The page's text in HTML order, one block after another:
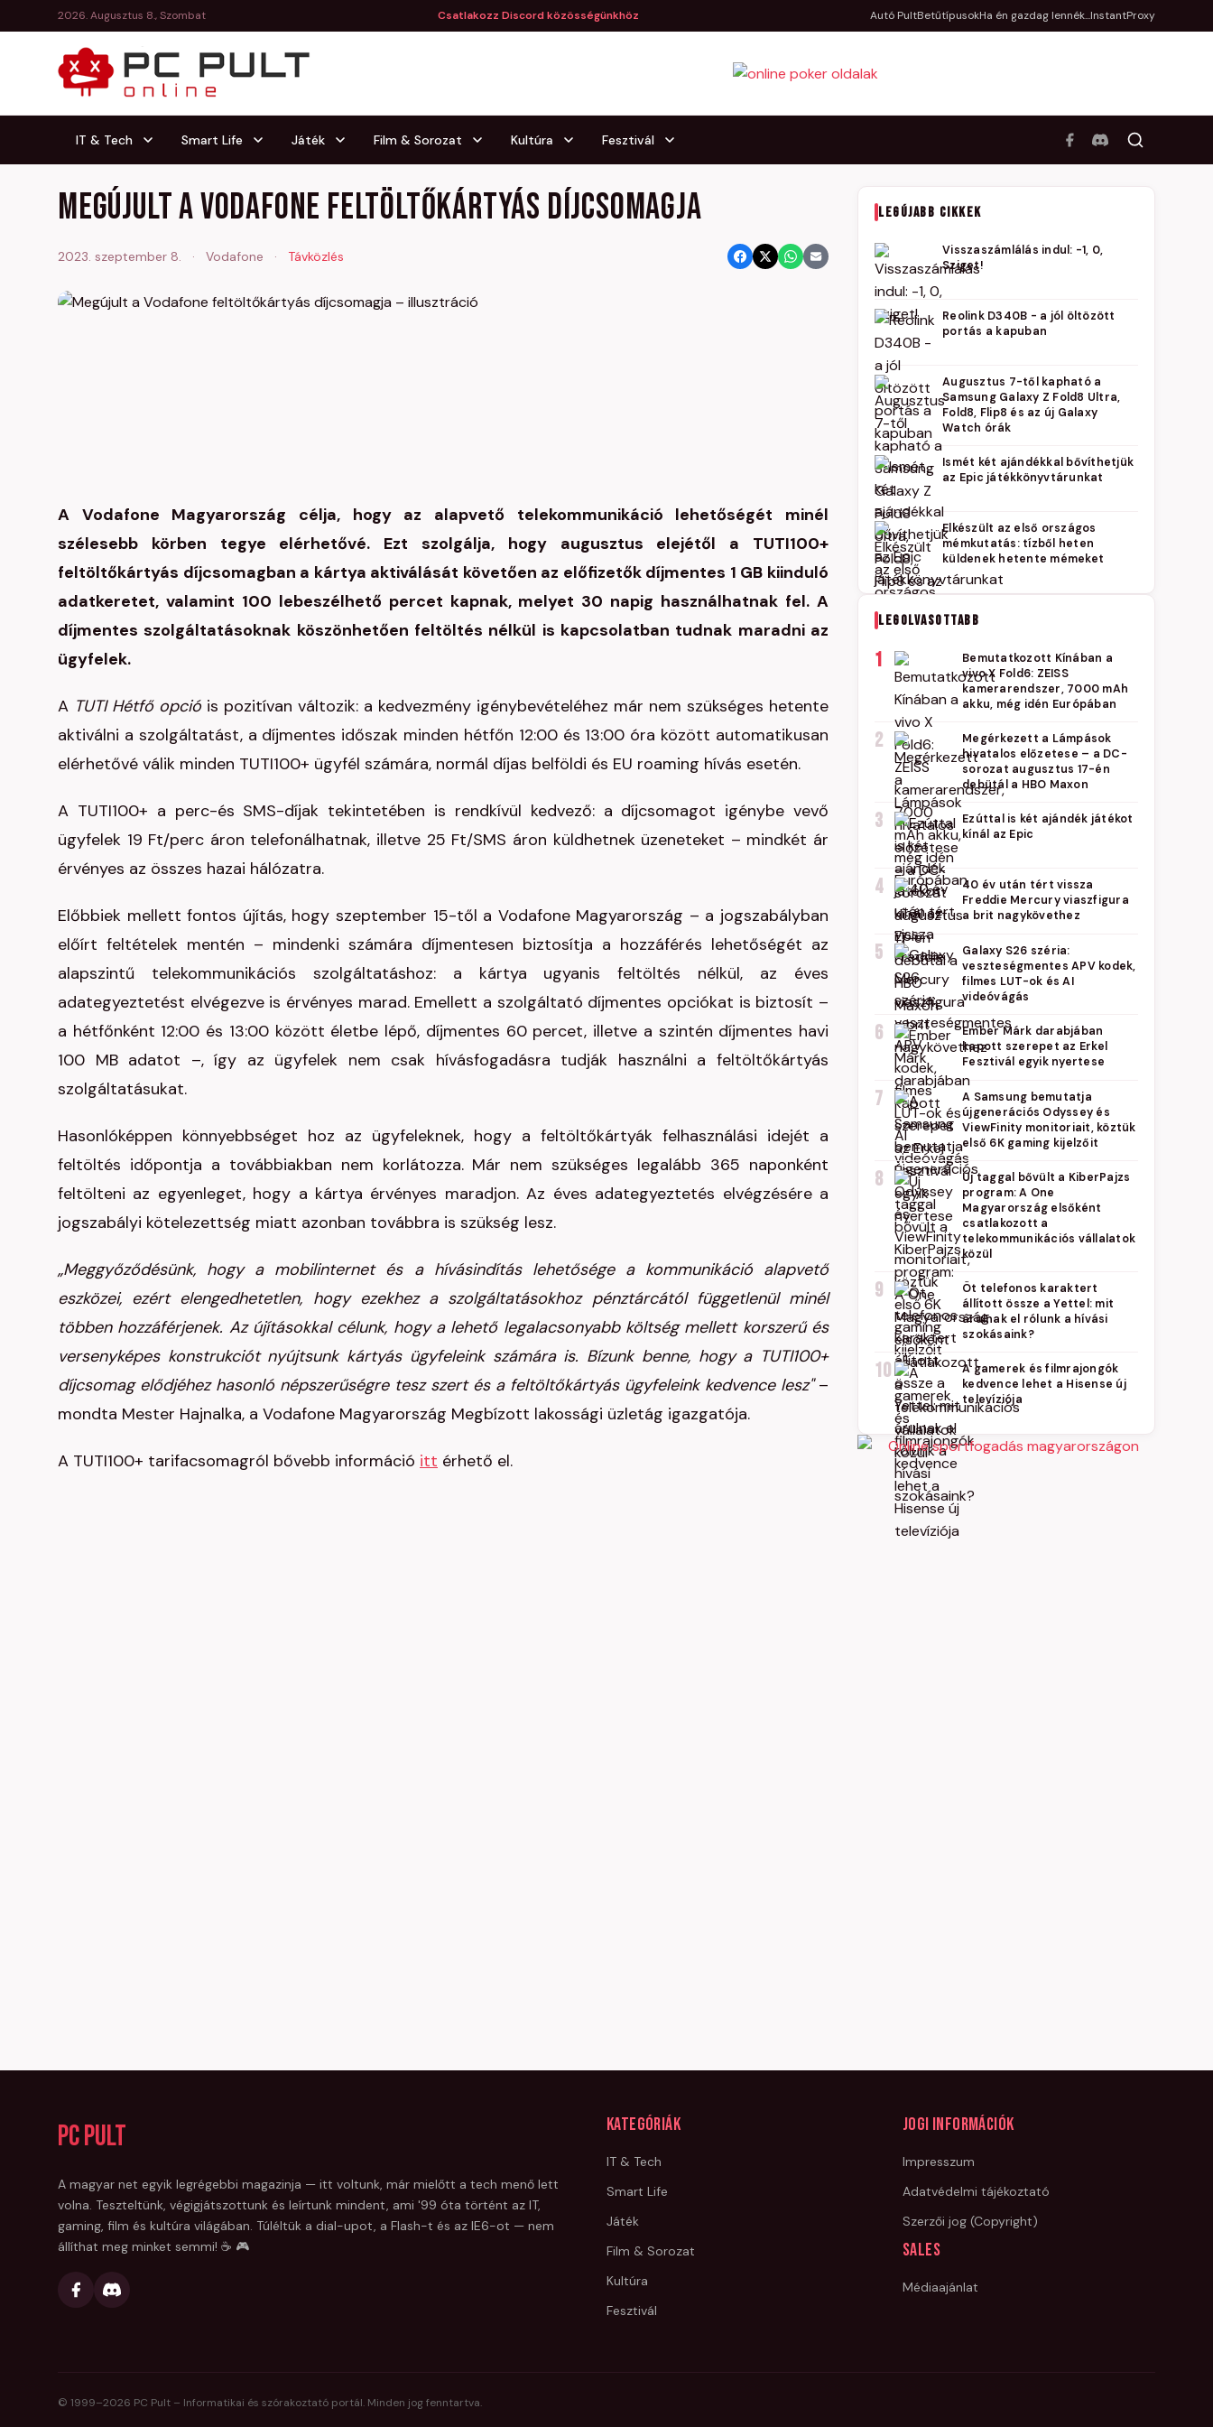
2026. Augusztus 8., Szombat Csatlakozz Discord közösségünkhöz Autó PultBetűtípusokHa én gazdag lennék...InstantProxy
IT & Tech Smart Life Játék Film & Sorozat Kultúra Fesztivál
Megújult a Vodafone feltöltőkártyás díjcsomagja
2023. szeptember 8. · Vodafone · Távközlés
A Vodafone Magyarország célja, hogy az alapvető telekommunikáció lehetőségét minél
szélesebb körben tegye elérhetővé. Ezt szolgálja, hogy augusztus elejétől a TUTI100+
feltöltőkártyás díjcsomagban a kártya aktiválását követően az előfizetők díjmentes 1 GB kiinduló
adatkeretet, valamint 100 lebeszélhető percet kapnak, melyet 30 napig használhatnak fel. A
díjmentes szolgáltatásoknak köszönhetően feltöltés nélkül is kapcsolatban tudnak maradni az
ügyfelek.
A TUTI Hétfő opció is pozitívan változik: a kedvezmény igénybevételéhez már nem szükséges hetente
aktiválni a szolgáltatást, a díjmentes időszak minden hétfőn 12:00 és 13:00 óra között automatikusan
elérhetővé válik minden TUTI100+ ügyfél számára, normál díjas belföldi és EU roaming hívás esetén.
A TUTI100+ a perc-és SMS-díjak tekintetében is rendkívül kedvező: a díjcsomagot igénybe vevő
ügyfelek 19 Ft/perc áron telefonálhatnak, illetve 25 Ft/SMS áron küldhetnek üzeneteket – mindkét ár
érvényes az összes hazai hálózatra.
Előbbiek mellett fontos újítás, hogy szeptember 15-től a Vodafone Magyarország – a jogszabályban
előírt feltételek mentén – mindenki számára díjmentesen biztosítja a hozzáférés lehetőségét az
alapszintű telekommunikációs szolgáltatáshoz: a kártya ugyanis feltöltés nélkül, az éves
adategyeztetést elvégezve is érvényes marad. Emellett a szolgáltató díjmentes opciókat is biztosít –
a hétfőnként 12:00 és 13:00 között életbe lépő, díjmentes 60 percet, illetve a szintén díjmentes havi
100 MB adatot –, így az ügyfelek nem csak hívásfogadásra tudják használni a feltöltőkártyás
szolgáltatásukat.
Hasonlóképpen könnyebbséget hoz az ügyfeleknek, hogy a feltöltőkártyák felhasználási idejét a
feltöltés időpontja a továbbiakban nem korlátozza. Már nem szükséges legalább 365 naponként
feltölteni az egyenleget, hogy a kártya érvényes maradjon. Az éves adategyeztetés elvégzésére a
jogszabályi kötelezettség miatt azonban továbbra is szükség lesz.
„Meggyőződésünk, hogy a mobilinternet és a hívásindítás lehetősége a kommunikáció alapvető
eszközei, ezért elengedhetetlen, hogy ezekhez a szolgáltatásokhoz pénztárcától függetlenül minél
többen hozzáférjenek. Az újításokkal célunk, hogy a lehető legalacsonyabb költség mellett korszerű és
versenyképes konstrukciót nyújtsunk kártyás ügyfeleink számára is. Bízunk benne, hogy a TUTI100+
díjcsomag elődjéhez hasonló népszerűségre tesz szert és a feltöltőkártyás ügyfeleink kedvence lesz"–
mondta Mester Hajnalka, a Vodafone Magyarország Megbízott lakossági üzletág igazgatója.
A TUTI100+ tarifacsomagról bővebb információ itt érhető el.
LEGÚJABB CIKKEK
Visszaszámlálás indul: -1, 0,
Sziget!
Reolink D340B - a jól öltözött
portás a kapuban
Augusztus 7-től kapható a
Samsung Galaxy Z Fold8 Ultra,
Fold8, Flip8 és az új Galaxy
Watch órák
Ismét két ajándékkal bővíthetjük
az Epic játékkönyvtárunkat
Elkészült az első országos
mémkutatás: tízből heten
küldenek hetente mémeket
LEGOLVASOTTABB
1
Bemutatkozott Kínában a
vivo X Fold6: ZEISS
kamerarendszer, 7000 mAh
akku, még idén Európában
2
Megérkezett a Lámpások
hivatalos előzetese – a DC-
sorozat augusztus 17-én
debütál a HBO Maxon
3
Ezúttal is két ajándék játékot
kínál az Epic
4
40 év után tért vissza
Freddie Mercury viaszfigura
a brit nagykövethez
5
Galaxy S26 széria:
veszteségmentes APV kodek,
filmes LUT-ok és AI
videóvágás
6
Ember Márk darabjában
kapott szerepet az Erkel
Fesztivál egyik nyertese
7
A Samsung bemutatja
újgenerációs Odyssey és
ViewFinity monitoriait, köztük
első 6K gaming kijelzőit
8
Új taggal bővült a KiberPajzs
program: A One
Magyarország elsőként
csatlakozott a
telekommunikációs vállalatok
közül
9
Öt telefonos karaktert
állított össze a Yettel: mit
árulnak el rólunk a hívási
szokásaink?
10
A gamerek és filmrajongók
kedvence lehet a Hisense új
televíziója
PC Pult
A magyar net egyik legrégebbi magazinja — itt voltunk, már mielőtt a tech menő lett
volna. Teszteltünk, végigjátszottunk és leírtunk mindent, ami '99 óta történt az IT,
gaming, film és kultúra világában. Túléltük a dial-upot, a Flash-t és az IE6-ot — nem
állíthat meg minket semmi! ☕ 🎮
Kategóriák
IT & Tech
Smart Life
Játék
Film & Sorozat
Kultúra
Fesztivál
Jogi információk
Impresszum
Adatvédelmi tájékoztató
Szerzői jog (Copyright)
Sales
Médiaajánlat
© 1999–2026 PC Pult – Informatikai és szórakoztató portál. Minden jog fenntartva.